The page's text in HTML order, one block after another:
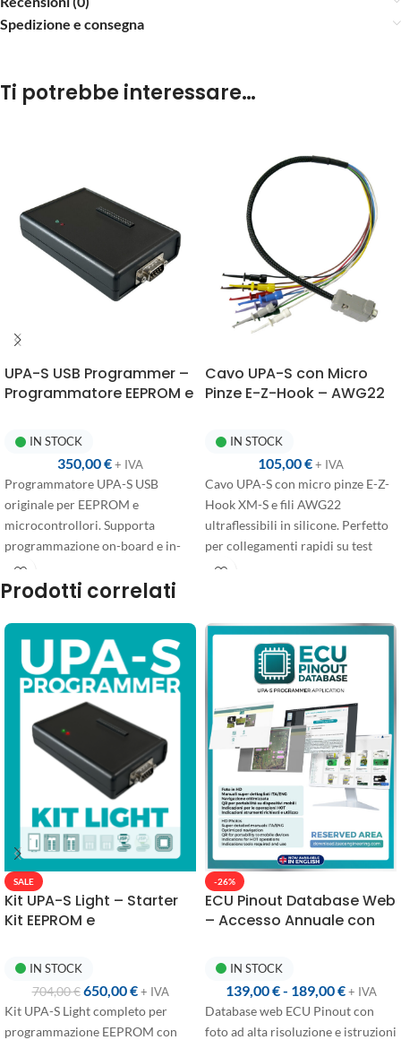
utenti che abilitano l'account
di scadenza, prezzo scontato
per chi ha già un abbonamento
attivo e vuole rinnovarlo
Spedizione e consegna
Ti potrebbe interessare…
UPA-S USB Programmer –
Programmatore EEPROM e
Multimarca
IN STOCK
350,00€+ IVA
Programmatore UPA-S USB
originale per EEPROM e
microcontrollori. Supporta
programmazione on-board e in-
circuit, anche su dispositivi a
bassa tensione. Assistenza e
Cavo UPA-S con Micro
Pinze E-Z-Hook – AWG22
IN STOCK
105,00€+ IVA
Cavo UPA-S con micro pinze E-Z-
Hook XM-S e fili AWG22
ultraflessibili in silicone. Perfetto
per collegamenti rapidi su test
point PCB senza necessità di
Prodotti correlati
SALE
Kit UPA-S Light – Starter
Kit EEPROM e
IN STOCK
704,00€ 650,00€ + IVA
Kit UPA-S Light completo per
programmazione EEPROM con
-26%
ECU Pinout Database Web
– Accesso Annuale con
IN STOCK
139,00€- 189,00€ + IVA
Database web ECU Pinout con
foto ad alta risoluzione e istruzioni